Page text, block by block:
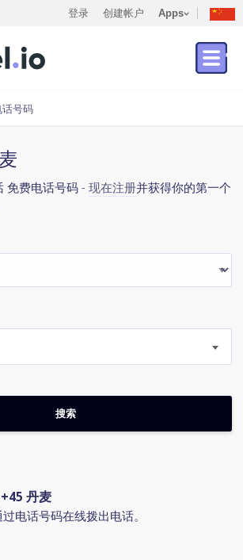
登录 创建帐户 Apps
号码
免费电话号码 - 现在注册并获得你的第一个
丹麦
电话号码在线拨出电话。